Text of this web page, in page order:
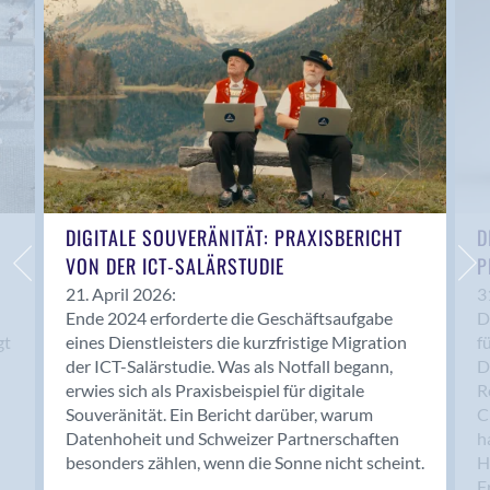
Anwil
Appenzell
Au SG
Baar
Baden
Balsthal
Balzers
Basel
Bassersdorf
Belp
Bendern
Benken (SG)
Bergdietikon
Berlin
Bern
Bern - Liebefeld
DIGITALE SOUVERÄNITÄT: PRAXISBERICHT
VON DER ICT-SALÄRSTUDIE
21. April 2026:
Ende 2024 erforderte die Geschäftsaufgabe
eines Dienstleisters die kurzfristige Migration
der ICT-Salärstudie. Was als Notfall begann,
erwies sich als Praxisbeispiel für digitale
Souveränität. Ein Bericht darüber, warum
Datenhoheit und Schweizer Partnerschaften
besonders zählen, wenn die Sonne nicht scheint.